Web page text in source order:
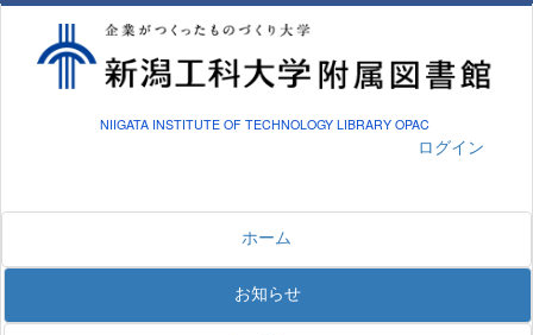
NIIGATA INSTITUTE OF TECHNOLOGY LIBRARY OPAC
ログイン
ホーム
お知らせ